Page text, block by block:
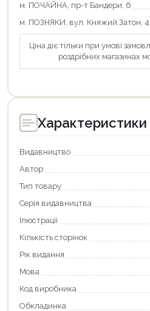
м. ПОЧАЙНА, пр-т Бандери, 6
м. ПОЗНЯКИ, вул. Княжий Затон, 4
Ціна діє тільки при умові
роздрібних магазинах
Характеристики
Видавництво
Автор
Тип товару
Серія видавництва
Ілюстрації
Кількість сторінок
Рік видання
Мова
Код виробника
Обкладинка